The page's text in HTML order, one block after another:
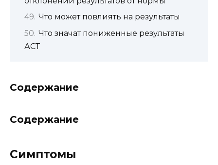
Что может повлиять на результаты
Что значат пониженные результаты
АСТ
Содержание
Содержание
Симптомы